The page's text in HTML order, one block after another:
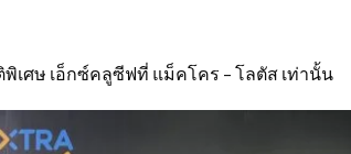
พิเศษ เอ็กซ์คลูซีฟที่ แม็คโคร – โลตัส เท่านั้น